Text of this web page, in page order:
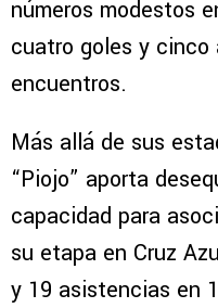
números modestos
cuatro goles y cinco
encuentros.
Más allá de sus
“Piojo” aporta
capacidad para
su etapa en Cruz
y 19 asistencias en